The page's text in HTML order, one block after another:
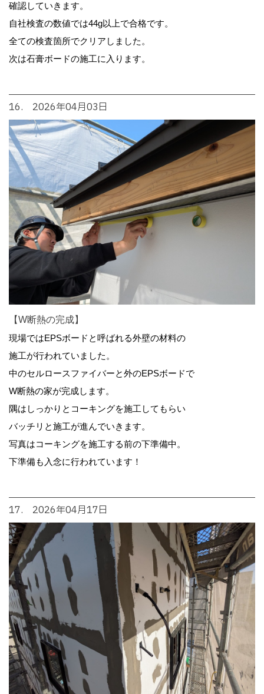
確認していきます。
自社検査の数値では44g以上で合格です。
全ての検査箇所でクリアしました。
次は石膏ボードの施工に入ります。
16. 2026年04月03日
【W断熱の完成】
現場ではEPSボードと呼ばれる外壁の材料の
施工が行われていました。
中のセルロースファイバーと外のEPSボードで
W断熱の家が完成します。
隅はしっかりとコーキングを施工してもらい
バッチリと施工が進んでいきます。
写真はコーキングを施工する前の下準備中。
下準備も入念に行われています！
17. 2026年04月17日